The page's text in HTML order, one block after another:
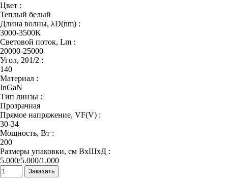
Цвет :
Теплый белый
Длина волны, λD(nm) :
3000-3500K
Световой поток, Lm :
20000-25000
Угол, 2θ1/2 :
140
Материал :
InGaN
Тип линзы :
Прозрачная
Прямое напряжение, VF(V) :
30-34
Мощность, Вт :
200
Размеры упаковки, см ВхШхД :
5.000/5.000/1.000